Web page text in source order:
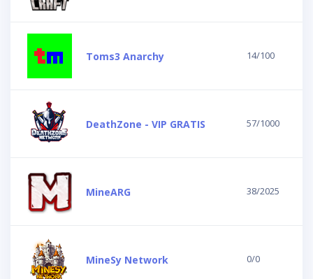
Toms3 Anarchy 14/100
DeathZone - VIP GRATIS 57/1000
MineARG 38/2025
MineSy Network 0/0